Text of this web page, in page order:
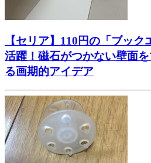
【セリア】110円の「ブッ
活躍！磁石がつかない壁面
る画期的アイデア